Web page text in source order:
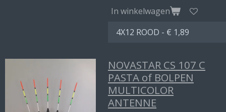
In winkelwagen
NOVASTAR CS 107 C
PASTA of BOLPEN
MULTICOLOR
ANTENNE